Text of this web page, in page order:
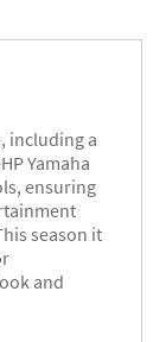
including a
Yamaha
ensuring
season it
and